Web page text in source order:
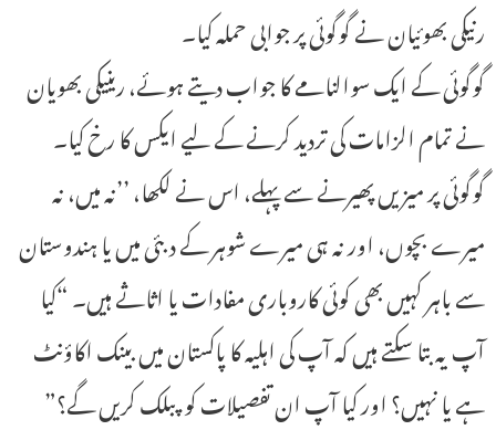
رنیکی بھوئیان نے گوگوئی پر جوابی حملہ کیا۔
گوگوئی کے ایک سوالنامے کا جواب دیتے ہوئے، رینیکی بھویان
نے تمام الزامات کی تردید کرنے کے لیے ایکس کا رخ کیا۔
گوگوئی پر میزیں پھیرنے سے پہلے، اس نے لکھا، ’’نہ میں، نہ
میرے بچوں، اور نہ ہی میرے شوہر کے دبئی میں یا ہندوستان
سے باہر کہیں بھی کوئی کاروباری مفادات یا اثاثے ہیں۔ “کیا
آپ یہ بتا سکتے ہیں کہ آپ کی اہلیہ کا پاکستان میں بینک اکاؤنٹ
ہے یا نہیں؟ اور کیا آپ ان تفصیلات کو پبلک کریں گے؟”